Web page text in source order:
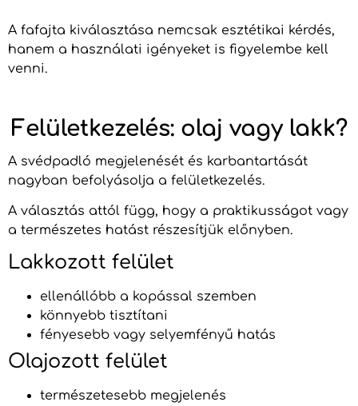
A fafajta kiválasztása nemcsak esztétikai kérdés,
hanem a használati igényeket is figyelembe kell
venni.
Felületkezelés: olaj vagy lakk?
A svédpadló megjelenését és karbantartását
nagyban befolyásolja a felületkezelés.
A választás attól függ, hogy a praktikusságot vagy
a természetes hatást részesítjük előnyben.
Lakkozott felület
ellenállóbb a kopással szemben
könnyebb tisztítani
fényesebb vagy selyemfényű hatás
Olajozott felület
természetesebb megjelenés